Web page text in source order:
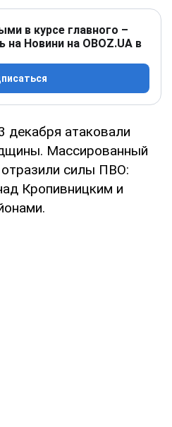
в курсе главного –
на Новини на OBOZ.UA в
декабря атаковали
Массированный
силы ПВО:
Кропивницким и